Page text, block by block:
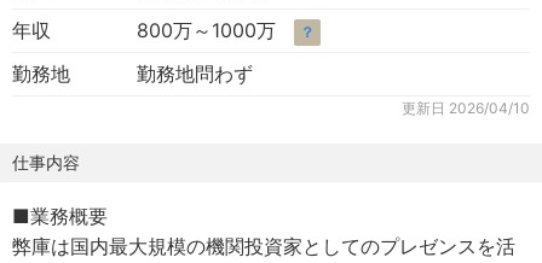
年収
800万～1000万 ？
勤務地 勤務地問わず
更新日 2026/04/10
仕事内容
■業務概要
弊庫は国内最大規模の機関投資家としてのプレゼンスを活